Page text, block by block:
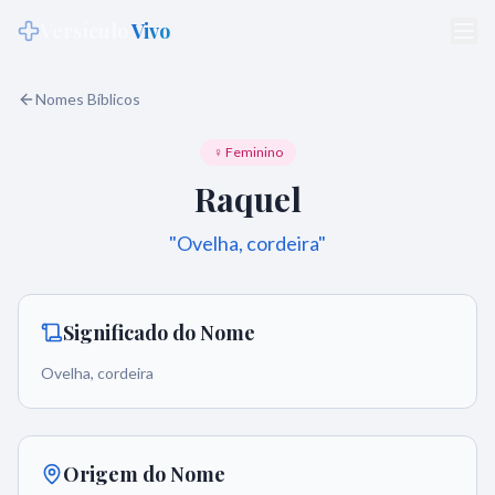
Vivo
Nomes Bíblicos
♀ Feminino
Raquel
"Ovelha, cordeira"
Significado do Nome
Ovelha, cordeira
Origem do Nome